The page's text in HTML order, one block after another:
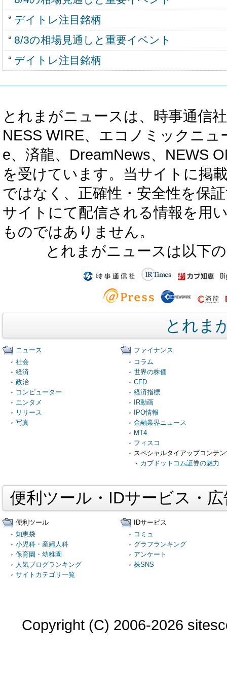
デイトレ注目銘柄
8/3の相場見通しと重要イベント
デイトレ注目銘柄
とれまがニュースは、時事通信
NESS WIRE、エコノミックニ
e、済龍、DreamNews、NEWS
を受けています。当サイトに掲
ではなく、正確性・安全性を保
サイトにて配信される情報を用
ものではありません。
とれまがニュースは以下
とれま
ニュース
社会
経済
政治
コンピューター
エンタメ
リリース
写真
ファイナンス
コラム
世界の株価
CFD
経済指標
IR動画
IPO情報
金融業界ニュース
MT4
フィスコ
スペシャルタイアップコンテ
カブドットコム証券の魅力
便利ツール・IDサービス・
便利ツール
知恵袋
小児科・産婦人科
保育園・幼稚園
人気ブログランキング
サイトカテゴリ一覧
IDサービス
コミュ
グラフランキング
アンケート
株SNS
Copyright (C) 2006-2026